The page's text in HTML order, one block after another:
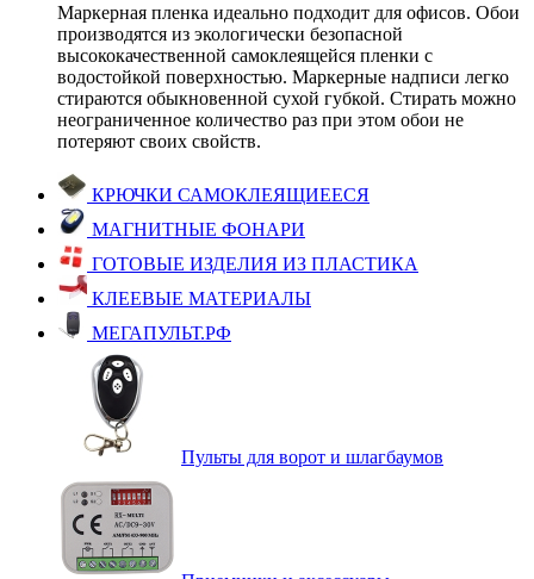
Маркерная пленка идеально подходит для офисов. Обои
производятся из экологически безопасной
высококачественной самоклеящейся пленки с
водостойкой поверхностью. Маркерные надписи легко
стираются обыкновенной сухой губкой. Стирать можно
неограниченное количество раз при этом обои не
потеряют своих свойств.
КРЮЧКИ САМОКЛЕЯЩИЕЕСЯ
МАГНИТНЫЕ ФОНАРИ
ГОТОВЫЕ ИЗДЕЛИЯ ИЗ ПЛАСТИКА
КЛЕЕВЫЕ МАТЕРИАЛЫ
МЕГАПУЛЬТ.РФ
Пульты для ворот и шлагбаумов